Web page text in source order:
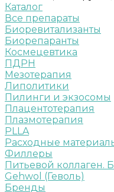
Каталог
Все препараты
Биоревитализанты
Биорепаранты
Космецевтика
ПДРН
Мезотерапия
Липолитики
Пилинги и экзосомы
Плацентотерапия
Плазмотерапия
PLLA
Расходные
Филлеры
Питьевой коллаген.
Gehwol (Геволь)
Бренды